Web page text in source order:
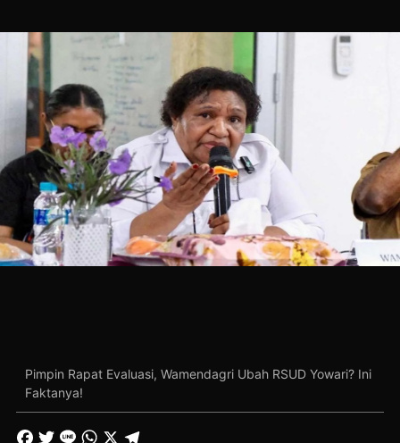
Pimpin Rapat Evaluasi, Wamendagri Ubah RSUD Yowari? Ini
Faktanya!